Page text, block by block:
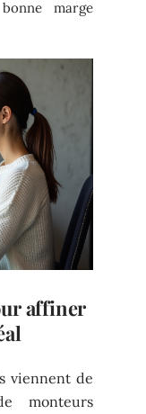
marge
affiner
viennent de
monteurs